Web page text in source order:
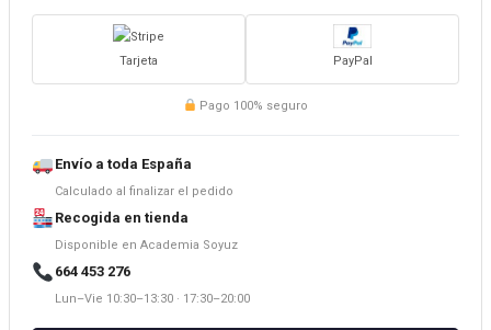
dlja
sootechestvennikov,
prozhivajuschikh
CD-
MP3)
cantidad
Tarjeta PayPal
Pago 100% seguro
Envío a toda España
Calculado al finalizar el pedido
Recogida en tienda
Disponible en Academia Soyuz
664 453 276
Lun–Vie 10:30–13:30 · 17:30–20:00